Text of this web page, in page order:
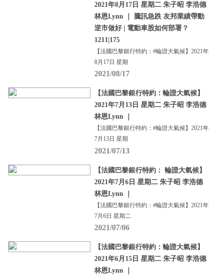
2021年8月17日 星期二 朱子昭 李浩德
林恩Lynn ｜ 騰訊急跌 友邦業績帶動
逆市做好 | 電動車股如何部署？
1211|175
【法國巴黎銀行特約：#輪證大氣候】2021年
8月17日 星期
2021/08/17
【法國巴黎銀行特約：輪證大氣候】
2021年7月13日 星期二 朱子昭 李浩德
林恩Lynn ｜
【法國巴黎銀行特約：#輪證大氣候】2021年
7月13日 星期
2021/07/13
【法國巴黎銀行特約： 輪證大氣候】
2021年7月6日 星期二 朱子昭 李浩德
林恩Lynn ｜
【法國巴黎銀行特約：#輪證大氣候】2021年
7月6日 星期二
2021/07/06
【法國巴黎銀行特約：輪證大氣候】
2021年6月15日 星期二 朱子昭 李浩德
林恩Lynn ｜